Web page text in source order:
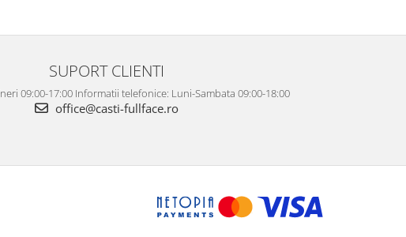
SUPORT CLIENTI
09:00-17:00 Informatii telefonice: Luni-Sambata 09:00-18:00
office@casti-fullface.ro